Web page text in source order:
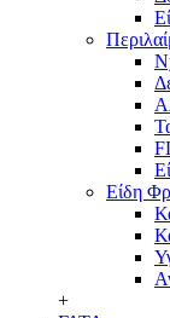
Είδη
+